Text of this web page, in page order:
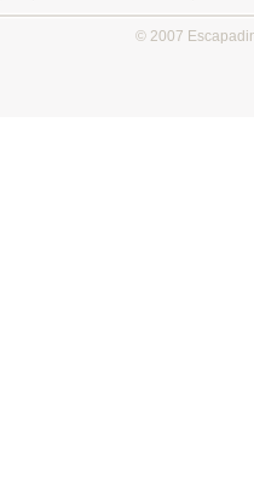
© 2007